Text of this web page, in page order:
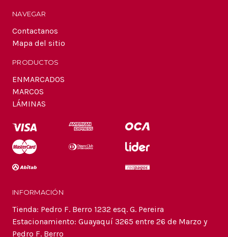
NAVEGAR
Contactanos
Mapa del sitio
PRODUCTOS
ENMARCADOS
MARCOS
LÁMINAS
INFORMACIÓN
Tienda: Pedro F. Berro 1232 esq. G. Pereira
Estacionamiento: Guayaquí 3265 entre 26 de Marzo y
Pedro F. Berro